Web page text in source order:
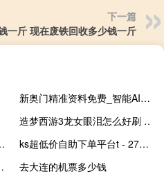
下一篇
一斤 现在废铁回收多少钱一斤
新奥门精准资料免费_智能AI深度解析_iPhone版v11.64.1101
造梦西游3龙女眼泪怎么好刷 造梦西游3龙女的眼泪
人气刷赞王
ks超低价自助下单平台t - 27万播放量能有多少钱
去大连的机票多少钱